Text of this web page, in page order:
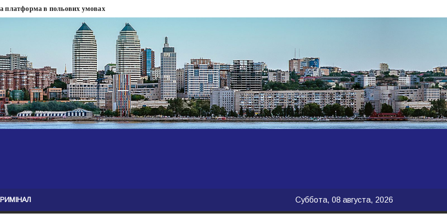
платформа в польових умовах
міськради Дніпра — ЗМІ
нелегального бізнесу, збагатився під час війни — ЗМІ
записали звернення про ситуацію на фронті
Безугла закликає валити Сирського
моду
керівництва армії
Суббота, 08 августа, 2026